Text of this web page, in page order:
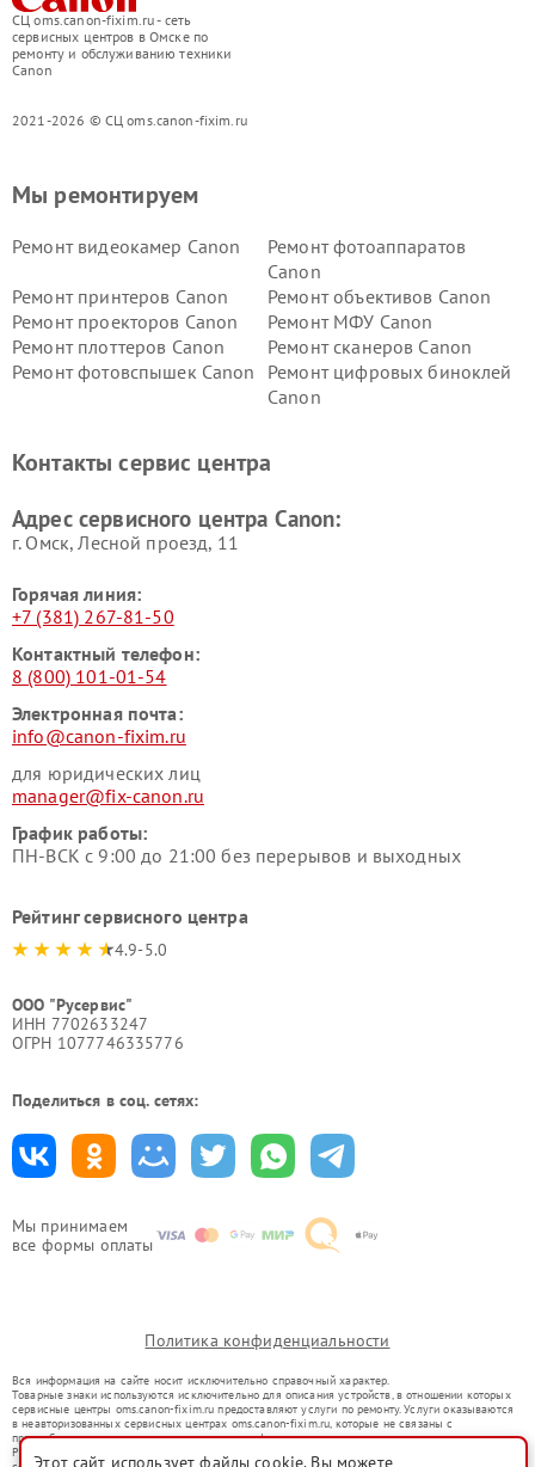
СЦ oms.canon-fixim.ru - сеть
сервисных центров в Омске по
ремонту и обслуживанию техники
Canon
2021-2026 © СЦ oms.canon-fixim.ru
Мы принимаем
все формы оплаты
Мы ремонтируем
Ремонт видеокамер Canon
Ремонт фотоаппаратов
Canon
Ремонт принтеров Canon
Ремонт объективов Canon
Ремонт проекторов Canon
Ремонт МФУ Canon
Ремонт плоттеров Canon
Ремонт сканеров Canon
Ремонт фотовспышек Canon
Ремонт цифровых биноклей
Canon
Контакты сервис центра
Адрес сервисного центра Canon:
г. Омск, ​Лесной проезд, 11
Горячая линия:
+7 (381) 267-81-50
Контактный телефон:
8 (800) 101-01-54
Электронная почта:
info@canon-fixim.ru
для юридических лиц
manager@fix-canon.ru
График работы:
ПН-ВСК с 9:00 до 21:00 без перерывов и выходных
Рейтинг сервисного центра
4.9-5.0
ООО "Русервис"
ИНН 7702633247
ОГРН 1077746335776
Поделиться в соц. сетях:
Политика конфиденциальности
Вся информация на сайте носит исключительно справочный характер.
Товарные знаки используются исключительно для описания устройств, в отношении которых
сервисные центры oms.canon-fixim.ru предоставляют услуги по ремонту. Услуги оказываются
в неавторизованных сервисных центрах oms.canon-fixim.ru, которые не связаны с
правообладателями товарных знаков или их официальными представителями.
Ремонт осуществляется для устройств, уже введенных в гражданский оборот в соответствии
Этот сайт использует файлы cookie. Вы можете